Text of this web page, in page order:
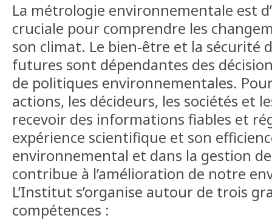
La métrologie environnementale est
cruciale pour comprendre les
son climat. Le bien-être et la sécurité
futures sont dépendantes des
de politiques environnementales.
actions, les décideurs, les sociétés et
recevoir des informations fiables et
expérience scientifique et son
environnemental et dans la gestion
contribue à l’amélioration de notre
L’Institut s’organise autour de trois
compétences :